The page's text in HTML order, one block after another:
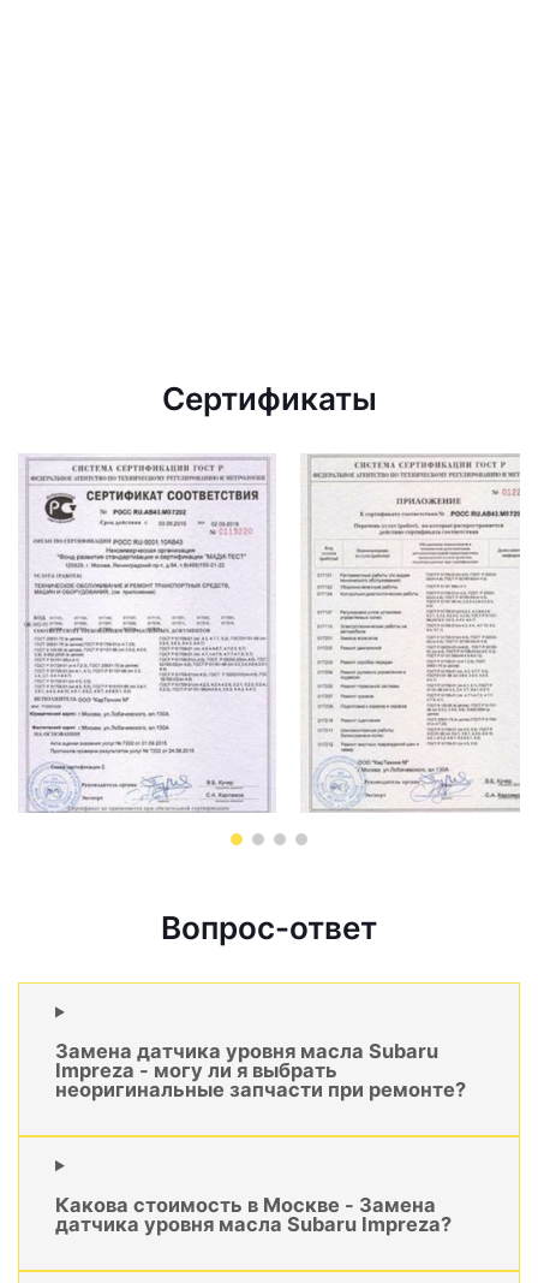
Сертификаты
Вопрос-ответ
Замена датчика уровня масла Subaru
Impreza - могу ли я выбрать
неоригинальные запчасти при ремонте?
Какова стоимость в Москве - Замена
датчика уровня масла Subaru Impreza?